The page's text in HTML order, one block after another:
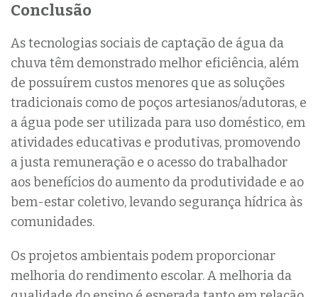
Conclusão
As tecnologias sociais de captação de água da
chuva têm demonstrado melhor eficiência, além
de possuírem custos menores que as soluções
tradicionais como de poços artesianos/adutoras, e
a água pode ser utilizada para uso doméstico, em
atividades educativas e produtivas, promovendo
a justa remuneração e o acesso do trabalhador
aos benefícios do aumento da produtividade e ao
bem-estar coletivo, levando segurança hídrica às
comunidades.
Os projetos ambientais podem proporcionar
melhoria do rendimento escolar. A melhoria da